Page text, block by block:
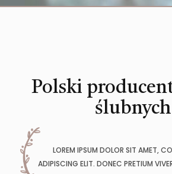
Polski
ślubnych
LOREM IPSUM DOLOR SIT AMET,
ADIPISCING ELIT. DONEC PRETIUM